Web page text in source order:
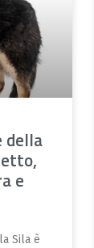
della
e
Sila è